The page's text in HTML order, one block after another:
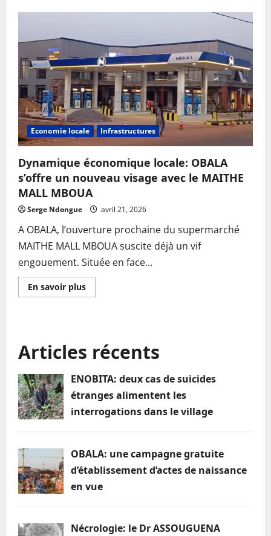
Economie locale Infrastructures
Dynamique économique locale: OBALA
s’offre un nouveau visage avec le MAITHE
MALL MBOUA
Serge Ndongue avril 21, 2026
A OBALA, l’ouverture prochaine du supermarché
MAITHE MALL MBOUA suscite déjà un vif
engouement. Située en face...
En savoir plusEn
savoir
OBALA
s’offre
un
visage
le
MAITHE
MALL
MBOUA
Articles récents
ENOBITA: deux cas de suicides
étranges alimentent les
interrogations dans le village
OBALA: une campagne gratuite
d’établissement d’actes de naissance
en vue
Nécrologie: le Dr ASSOUGUENA